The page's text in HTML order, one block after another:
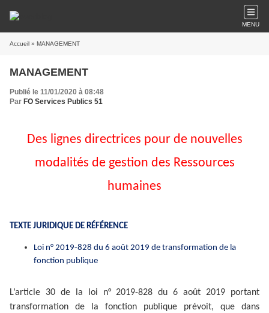
MENU
Accueil » MANAGEMENT
MANAGEMENT
Publié le 11/01/2020 à 08:48
Par FO Services Publics 51
Des lignes directrices pour de nouvelles
modalités de gestion des Ressources
humaines
TEXTE JURIDIQUE DE RÉFÉRENCE
Loi n° 2019-828 du 6 août 2019 de transformation de la
fonction publique
L’article 30 de la loi n° 2019-828 du 6 août 2019 portant
transformation de la fonction publique prévoit, que dans